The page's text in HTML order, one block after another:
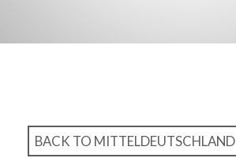
BACK TO MITTELDEUTSCHLAND